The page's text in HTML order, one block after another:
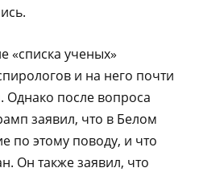
«списка ученых»
и на него почти
после вопроса
заявил, что в Белом
по этому поводу, и что
Он также заявил, что